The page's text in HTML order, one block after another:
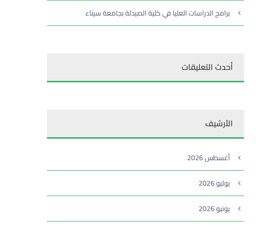
برامج الدراسات العليا في كلية الصيدلة بجامعة سيناء
أحدث التعليقات
الأرشيف
أغسطس 2026
يوليو 2026
يونيو 2026